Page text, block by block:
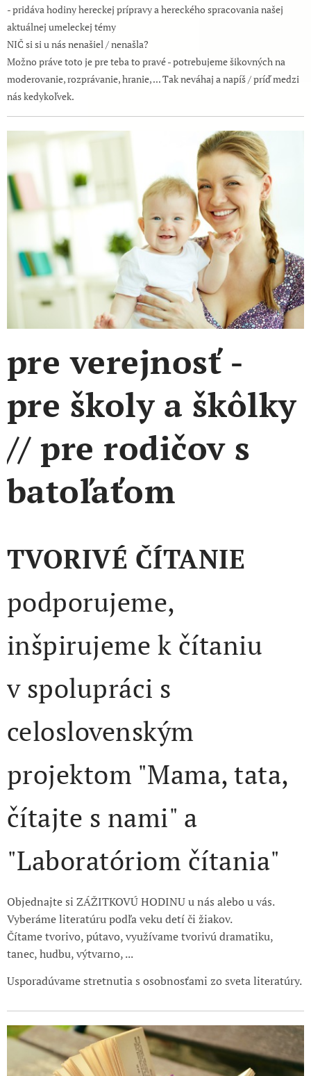
- pridáva hodiny hereckej prípravy a hereckého spracovania našej
aktuálnej umeleckej témy
NIČ si si u nás nenašiel / nenašla?
Možno práve toto je pre teba to pravé - potrebujeme šikovných na
moderovanie, rozprávanie, hranie, ... Tak neváhaj a napíš / príď medzi
nás kedykoľvek.
pre verejnosť -
pre školy a škôlky
//pre rodičov s
batoľaťom
TVORIVÉ ČÍTANIE
podporujeme,
inšpirujeme k čítaniu
v spolupráci s
celoslovenským
projektom "Mama, tata,
čítajte s nami" a
"Laboratóriom čítania"
Objednajte si ZÁŽITKOVÚ HODINU u nás alebo u vás.
Vyberáme literatúru podľa veku detí či žiakov.
Čítame tvorivo, pútavo, využívame tvorivú dramatiku,
tanec, hudbu, výtvarno, ...
Usporadúvame stretnutia s osobnosťami zo sveta literatúry.